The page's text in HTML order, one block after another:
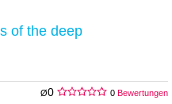
of the deep
Ø0 0 Bewertungen